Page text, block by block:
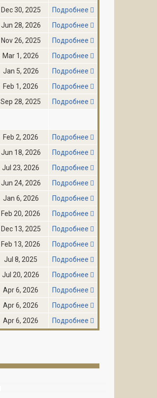
Dec 30, 2025
Подробнее
Jun 28, 2026
Подробнее
Nov 26, 2025
Подробнее
Mar 1, 2026
Подробнее
Jan 5, 2026
Подробнее
Feb 1, 2026
Подробнее
Sep 28, 2025 Подробнее
Feb 2, 2026
Подробнее
Jun 18, 2026
Подробнее
Jul 23, 2026
Подробнее
Jun 24, 2026
Подробнее
Jan 6, 2026
Подробнее
Feb 20, 2026
Подробнее
Dec 13, 2025
Подробнее
Feb 13, 2026
Подробнее
Jul 8, 2025
Подробнее
Jul 20, 2026
Подробнее
Apr 6, 2026
Подробнее
Apr 6, 2026
Подробнее
Apr 6, 2026 Подробнее